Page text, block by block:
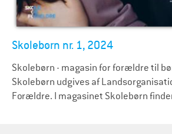
Skolebørn nr. 1, 2024
Skolebørn - magasin for forældre til
Skolebørn udgives af
Forældre. I magasinet Skolebørn